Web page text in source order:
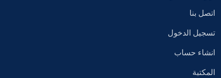
اتصل بنا
تسجيل الدخول
انشاء حساب
المكتبة